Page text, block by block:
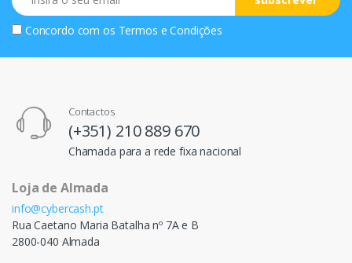
Concordo com os Termos e Condições
Contactos
(+351) 210 889 670
Chamada para a rede fixa nacional
Loja de Almada
info@cybercash.pt
Rua Caetano Maria Batalha nº 7A e B
2800-040 Almada